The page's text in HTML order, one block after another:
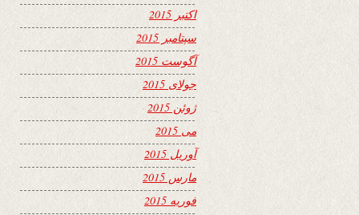
اکتبر 2015
سپتامبر 2015
آگوست 2015
جولای 2015
ژوئن 2015
می 2015
آوریل 2015
مارس 2015
فوریه 2015